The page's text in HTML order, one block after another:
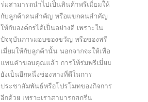
ร่มสามารถนำไปเป็นสินค้าพรีเมี่ยมให้
กับลูกค้าคนสำคัญ หรือแขกคนสำคัญ
ให้กับองค์กรได้เป็นอย่างดี เพราะใน
ปัจจุบันการมอบของขวัญ หรือของพรี
เมี่ยมให้กับลูกค้านั้น นอกจากจะให้เพื่อ
แทนคำขอบคุณแล้ว การให้ร่มพรีเมี่ยม
ยังเป็นอีกหนึ่งช่องทางที่ดีในการ
ประชาสัมพันธ์หรือโปรโมทของกิจการ
อีกด้วย เพราะเราสามารถสกรีน